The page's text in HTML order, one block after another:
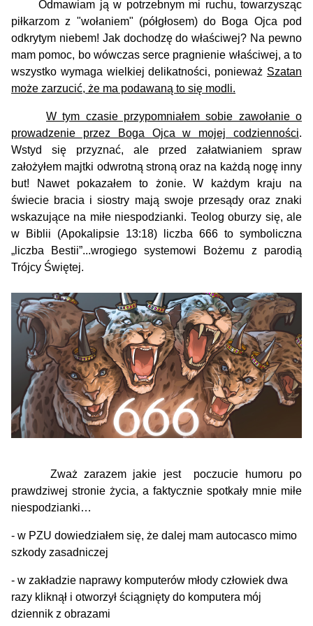
Odmawiam ją w potrzebnym mi ruchu, towarzysząc
piłkarzom z "wołaniem" (półgłosem) do Boga Ojca pod
odkrytym niebem! Jak dochodzę do właściwej? Na pewno
mam pomoc, bo wówczas serce pragnienie właściwej, a to
wszystko wymaga wielkiej delikatności, ponieważ Szatan
może zarzucić, że ma podawaną to się modli.
W tym czasie przypomniałem sobie zawołanie o
prowadzenie przez Boga Ojca w mojej codzienności.
Wstyd się przyznać, ale przed załatwianiem spraw
założyłem majtki odwrotną stroną oraz na każdą nogę inny
but! Nawet pokazałem to żonie. W każdym kraju na
świecie bracia i siostry mają swoje przesądy oraz znaki
wskazujące na miłe niespodzianki. Teolog oburzy się, ale
w Biblii (Apokalipsie 13:18)
iczba 666 to symboliczna
„liczba Bestii”...wrogiego systemowi Bożemu z parodią
Trójcy Świętej.
Zważ zarazem jakie jest poczucie humoru po
prawdziwej stronie życia, a faktycznie spotkały mnie miłe
niespodzianki…
- w PZU dowiedziałem się, że dalej mam autocasco mimo
szkody zasadniczej
- w zakładzie naprawy komputerów młody człowiek dwa
razy kliknął i otworzył ściągnięty do komputera mój
dziennik z obrazami